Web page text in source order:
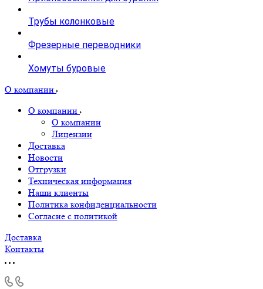
Трубы колонковые
Фрезерные переводники
Хомуты буровые
О компании
О компании
О компании
Лицензии
Доставка
Новости
Отгрузки
Техническая информация
Наши клиенты
Политика конфиденциальности
Согласие с политикой
Доставка
Контакты